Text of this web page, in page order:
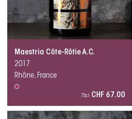
Maestria Côte-Rôtie A.C.
2017
Rhône, France
75cl CHF 67.00